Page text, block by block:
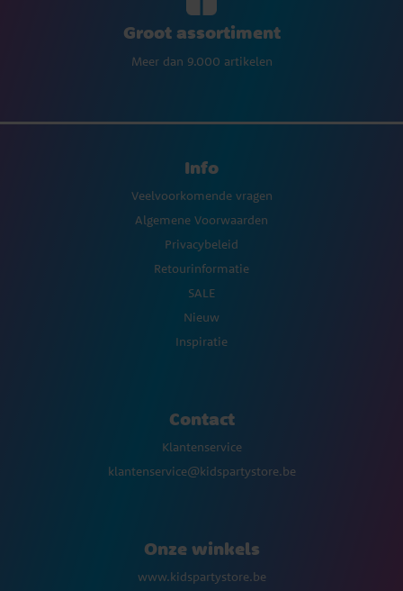
Groot assortiment
Meer dan 9.000 artikelen
Info
Veelvoorkomende vragen
Algemene Voorwaarden
Privacybeleid
Retourinformatie
SALE
Nieuw
Inspiratie
Contact
Klantenservice
klantenservice@kidspartystore.be
Onze winkels
www.kidspartystore.be